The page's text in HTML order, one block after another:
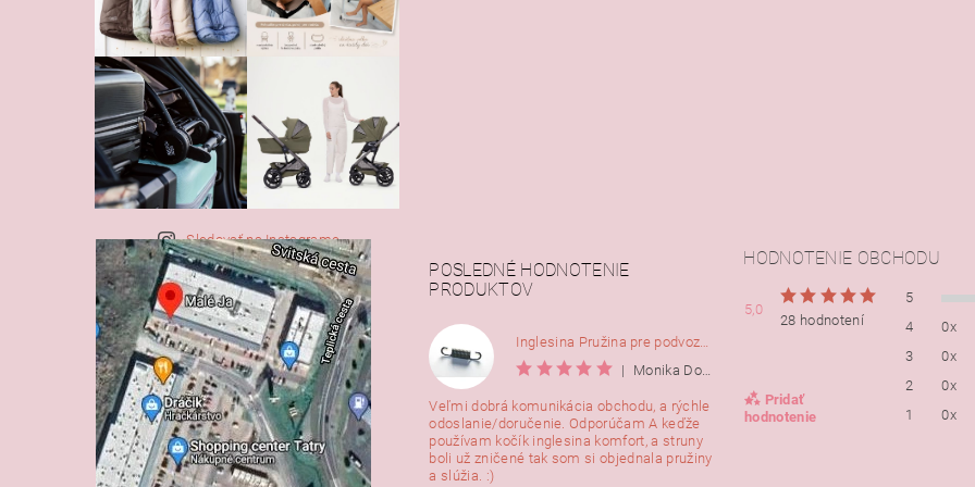
Sledovať na Instagrame
POSLEDNÉ HODNOTENIE
PRODUKTOV
|
Monika Dorušáková
Veľmi dobrá komunikácia obchodu, a rýchle
odoslanie/doručenie. Odporúčam A keďže
používam kočík inglesina komfort, a struny
boli už zničené tak som si objednala pružiny
a slúžia. :)
HODNOTENIE OBCHODU
5,0
28 hodnotení
Pridať
hodnotenie
5
4
0x
3
0x
2
0x
1
0x